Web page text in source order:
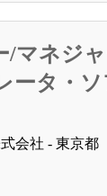
/マネジ
ータ・
会社 - 東京都